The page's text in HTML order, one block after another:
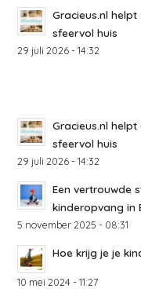
Gracieus.nl
sfeervol huis
29 juli 2026 - 14:32
Gracieus.nl
sfeervol huis
29 juli 2026 - 14:32
Een vertrouwde
kinderopvang in
5 november 2025 - 08:31
Hoe krijg je je
10 mei 2024 - 11:27